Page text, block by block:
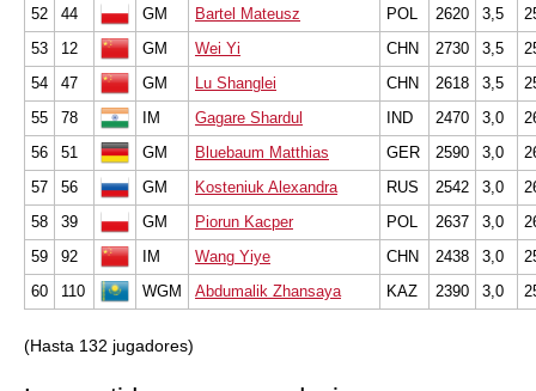
52
44 GM Bartel Mateusz POL 2620 3,5
53
12 GM Wei Yi CHN 2730 3,5
54
47 GM Lu Shanglei CHN 2618 3,5
55
78 IM Gagare Shardul IND 2470 3,0
56
51 GM Bluebaum Matthias GER 2590 3,0
57
56 GM Kosteniuk Alexandra RUS 2542 3,0
58
39 GM Piorun Kacper POL 2637 3,0
59
92 IM Wang Yiye CHN 2438 3,0
60
110 WGM Abdumalik Zhansaya KAZ 2390 3,0
(Hasta 132 jugadores)